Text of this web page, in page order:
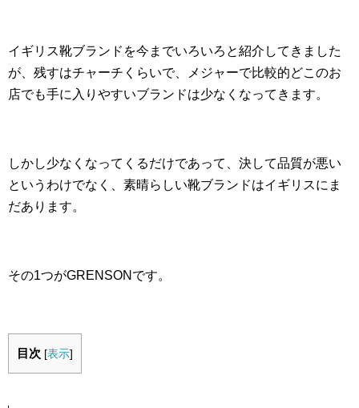
イギリス靴ブランドを今までいろいろと紹介してきました
が、残すはチャーチくらいで、メジャーで比較的どこのお
店でも手に入りやすいブランドは少なくなってきます。
しかし少なくなってくるだけであって、決して品質が悪い
というわけでなく、素晴らしい靴ブランドはイギリスにま
だあります。
その1つがGRENSONです。
目次 [表示]